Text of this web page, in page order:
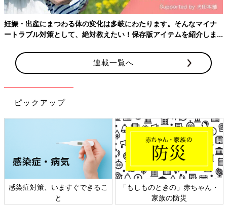
コストコのシードレスグレープはとっても食べやすくておいしい
のでおすすめ。レッドとグリーン、たまにブラックが出ますが、
我が家では爽やかな甘さがおいしいグリーンが人気。
たり。子どもがまだ小さいときは、のどに詰まらないよう半分に
カットして、一緒におやつに食べていました。
食べ盛りの子どもたちにもぴったりの、ボリューム満点の太麺焼
きそば。一般的な焼きそば麺よりも太めで1袋の内容量も多いの
で、食べ応えがあり、もちもちでおなかいっぱいになります。
週末のお昼ごはんにもぴったり。手ごろな価格なのもうれしい！
韓国味付け海苔フレーク
妊娠・出産にまつわる体の変化は多岐にわたります。そんなマイナ
ートラブル対策として、絶対教えたい！保存版アイテムを紹介しま
連載一覧へ
ピックアップ
感染症対策、いますぐできるこ
と
「もしものときの」赤ちゃん・
家族の防災